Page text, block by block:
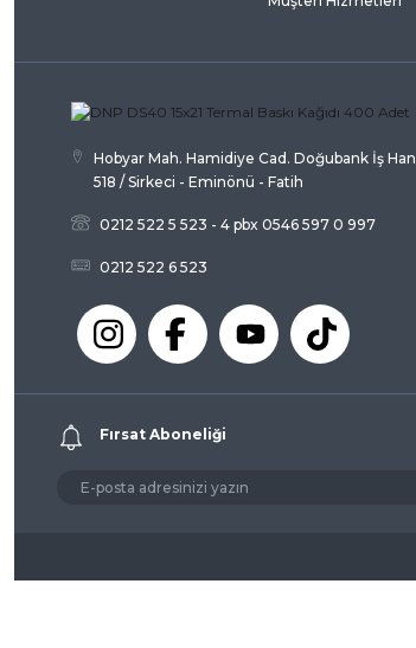
Ürün fiyatı diğer sitelerden daha pahalı.
Bu ürüne benzer farklı alternatifler olmalı.
Hobyar Mah. Hamidiye Cad. Doğubank İş
518 / Sirkeci - Eminönü - Fatih
0212 522 5 523 - 4 pbx 0546 597 0 997
0212 522 6 523
Fırsat Aboneliği